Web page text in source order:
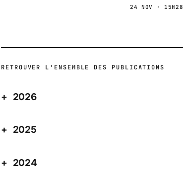
24 NOV · 15H28
RETROUVER L'ENSEMBLE DES PUBLICATIONS
2026
2025
2024